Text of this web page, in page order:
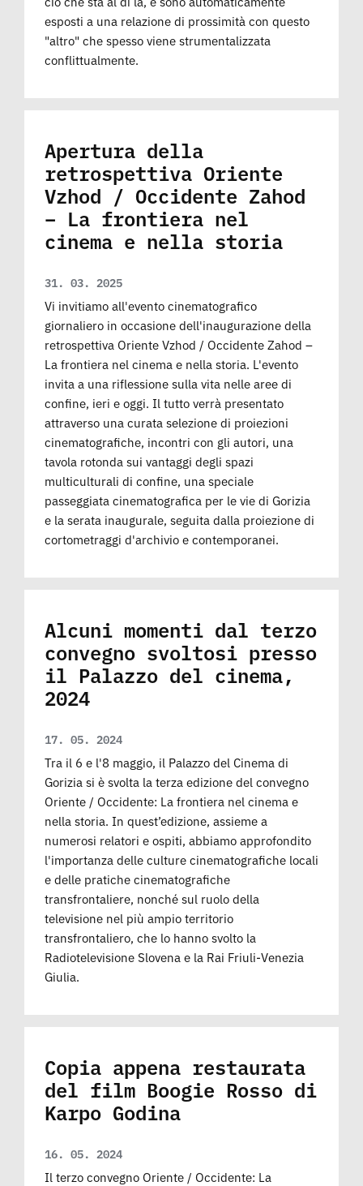
esposti a una relazione di prossimità con questo
"altro" che spesso viene strumentalizzata
conflittualmente.
Apertura della
retrospettiva Oriente
Vzhod / Occidente Zahod
– La frontiera nel
cinema e nella storia
31. 03. 2025
Vi invitiamo all'evento cinematografico
giornaliero in occasione dell'inaugurazione della
retrospettiva Oriente Vzhod / Occidente Zahod –
La frontiera nel cinema e nella storia. L'evento
invita a una riflessione sulla vita nelle aree di
confine, ieri e oggi. Il tutto verrà presentato
attraverso una curata selezione di proiezioni
cinematografiche, incontri con gli autori, una
tavola rotonda sui vantaggi degli spazi
multiculturali di confine, una speciale
passeggiata cinematografica per le vie di Gorizia
e la serata inaugurale, seguita dalla proiezione di
cortometraggi d'archivio e contemporanei.
Alcuni momenti dal terzo
convegno svoltosi presso
il Palazzo del cinema,
2024
17. 05. 2024
Tra il 6 e l'8 maggio, il Palazzo del Cinema di
Gorizia si è svolta la terza edizione del convegno
Oriente / Occidente: La frontiera nel cinema e
nella storia. In quest’edizione, assieme a
numerosi relatori e ospiti, abbiamo approfondito
l'importanza delle culture cinematografiche locali
e delle pratiche cinematografiche
transfrontaliere, nonché sul ruolo della
televisione nel più ampio territorio
transfrontaliero, che lo hanno svolto la
Radiotelevisione Slovena e la Rai Friuli-Venezia
Giulia.
Copia appena restaurata
del film Boogie Rosso di
Karpo Godina
16. 05. 2024
Il terzo convegno Oriente / Occidente: La